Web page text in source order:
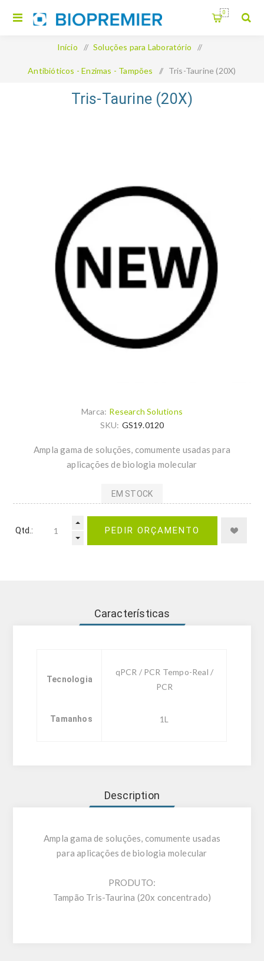
0
Início / Soluções para Laboratório /
Antibióticos - Enzimas - Tampões / Tris-Taurine (20X)
Tris-Taurine (20X)
Marca: Research Solutions
SKU: GS19.0120
Ampla gama de soluções, comumente usadas para
aplicações de biologia molecular
EM STOCK
Qtd.: PEDIR ORÇAMENTO
Características
Tecnologia
qPCR / PCR Tempo-Real /
PCR
Tamanhos 1L
Description
Ampla gama de soluções, comumente usadas
para aplicações de biologia molecular
PRODUTO:
Tampão Tris-Taurina (20x concentrado)